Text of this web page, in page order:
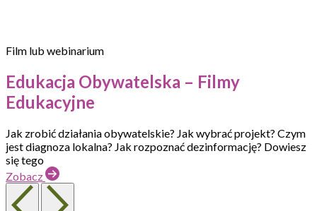
Film lub webinarium
Edukacja Obywatelska – Filmy
Edukacyjne
Jak zrobić działania obywatelskie? Jak wybrać projekt? Czym
jest diagnoza lokalna? Jak rozpoznać dezinformację? Dowiesz
się tego
Zobacz